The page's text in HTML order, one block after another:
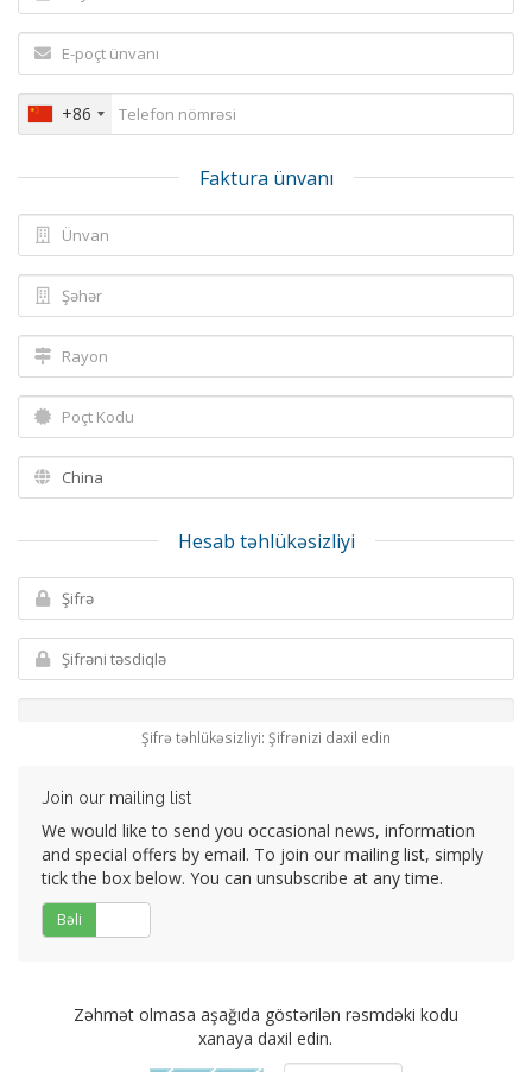
+86
Faktura ünvanı
Hesab təhlükəsizliyi
Şifrə təhlükəsizliyi: Şifrənizi daxil edin
Join our mailing list
We would like to send you occasional news, information
and special offers by email. To join our mailing list, simply
tick the box below. You can unsubscribe at any time.
Bəli
Zəhmət olmasa aşağıda göstərilən rəsmdəki kodu
xanaya daxil edin.